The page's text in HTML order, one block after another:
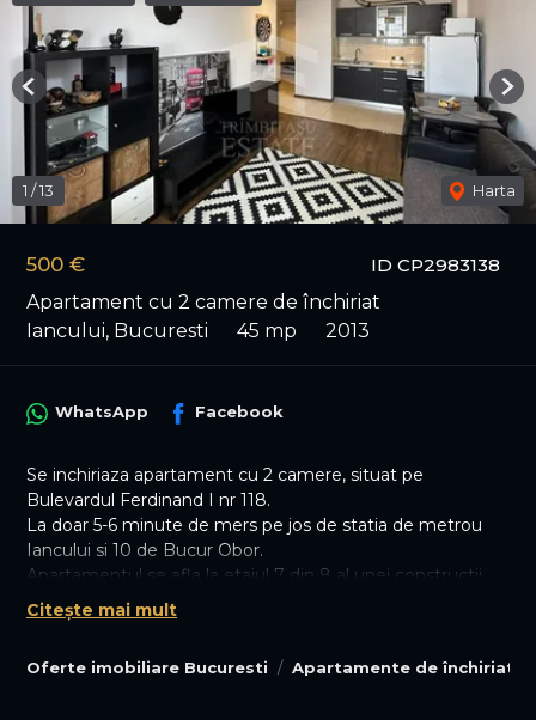
ID CP2983138
500 €
Apartament cu 2 camere de închiriat
Iancului, Bucuresti
45 mp 2013
1 /13 Harta
Previous
Oferte imobiliare Bucuresti Apartamente de închiriat
WhatsApp Facebook
Se inchiriaza apartament cu 2 camere, situat pe
Bulevardul Ferdinand I nr 118.
La doar 5-6 minute de mers pe jos de statia de metrou
Iancului si 10 de Bucur Obor.
Apartamentul se afla la etajul 7 din 8 al unei constructii
din anul 2013, in suprafata de 45 mp cu impartire
decomandata.
spălat, TV, cuptor electric, plita cu inductie, cuptor cu
Citește mai mult